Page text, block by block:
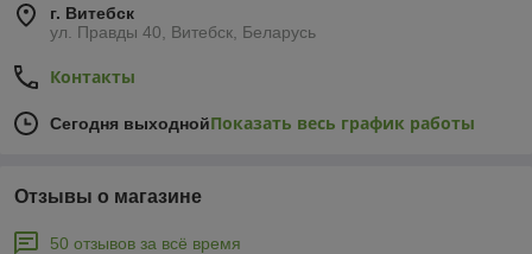
г. Витебск
ул. Правды 40, Витебск, Беларусь
Контакты
Сегодня выходнойПоказать весь график работы
Отзывы о магазине
50 отзывов за всё время